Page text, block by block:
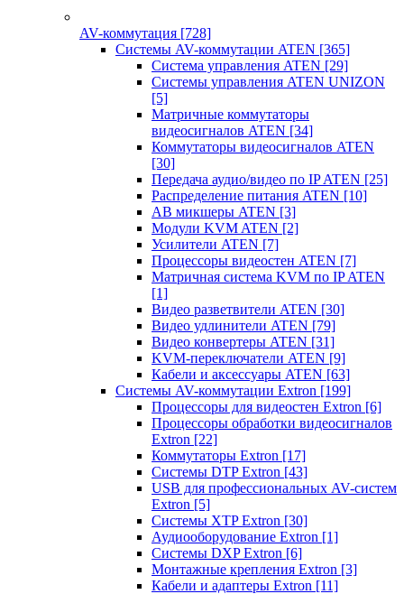
AV-коммутация [728]
Системы AV-коммутации ATEN [365]
Система управления ATEN [29]
Системы управления ATEN UNIZON
[5]
Матричные коммутаторы
видеосигналов ATEN [34]
Коммутаторы видеосигналов ATEN
[30]
Передача аудио/видео по IP ATEN [25]
Распределение питания ATEN [10]
АВ микшеры ATEN [3]
Модули KVM ATEN [2]
Усилители ATEN [7]
Процессоры видеостен ATEN [7]
Матричная система KVM по IP ATEN
[1]
Видео разветвители ATEN [30]
Видео удлинители ATEN [79]
Видео конвертеры ATEN [31]
KVM-переключатели ATEN [9]
Кабели и аксессуары ATEN [63]
Системы AV-коммутации Extron [199]
Процессоры для видеостен Extron [6]
Процессоры обработки видеосигналов
Extron [22]
Коммутаторы Extron [17]
Системы DTP Extron [43]
USB для профессиональных AV-систем
Extron [5]
Системы XTP Extron [30]
Аудиооборудование Extron [1]
Системы DXP Extron [6]
Монтажные крепления Extron [3]
Кабели и адаптеры Extron [11]